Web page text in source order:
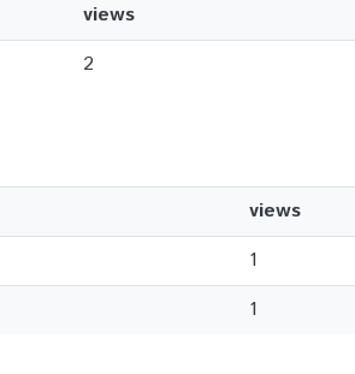
views
2
views
1
1